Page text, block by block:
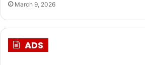
March 9, 2026
ADS